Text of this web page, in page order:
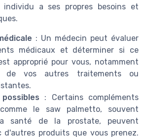
individu a ses propres besoins et
: Un médecin peut évaluer
médicaux et déterminer si ce
approprié pour vous, notamment
de vos autres traitements ou
: Certains compléments
le saw palmetto, souvent
santé de la prostate, peuvent
d'autres produits que vous prenez.